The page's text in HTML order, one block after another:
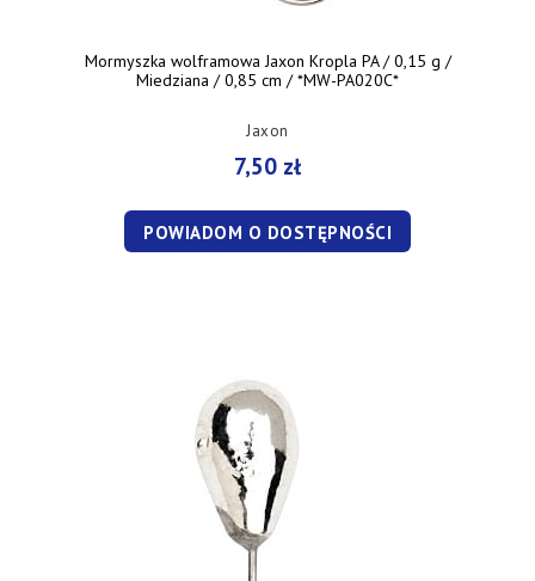
Mormyszka wolframowa Jaxon Kropla PA / 0,15 g /
Miedziana / 0,85 cm / *MW-PA020C*
Jaxon
7,50 zł
POWIADOM O DOSTĘPNOŚCI